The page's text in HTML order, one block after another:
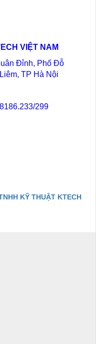
VIỆT NAM
Đỉnh, Phố Đỗ
TP Hà Nội
299
KỸ THUẬT KTECH